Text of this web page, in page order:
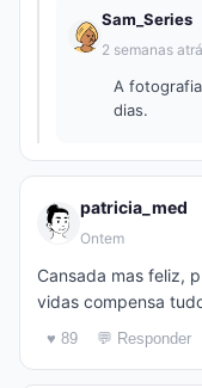
Sam_Series
2 semanas
A
dias.
patricia_med
Ontem
Cansada mas feliz,
vidas compensa
♥ 89 💬 Responder